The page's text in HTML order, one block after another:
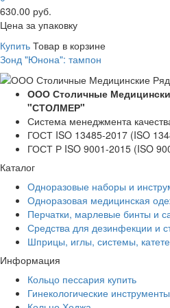
630.00 руб.
Цена за упаковку
Купить Товар в корзине
Зонд "Юнона": тампон
ООО Столичные
"СТОЛМЕР"
Система менеджмента
ГОСТ ISO 13485-2017 (ISO
ГОСТ Р ISO 9001-2015 (ISO
Каталог
Одноразовые наборы и
Одноразовая медицинская
Перчатки, марлевые бинты и
Средства для дезинфекции и
Шприцы, иглы, системы,
Информация
Кольцо пессария купить
Гинекологические инструменты